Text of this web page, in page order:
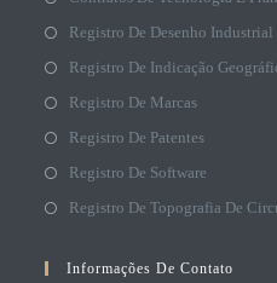
Registro De Desenho Industrial
Registro De Indicação
Registro De Marcas
Registro De Patentes
Registro De Software
Registro De Topografia De
Informações De Contato